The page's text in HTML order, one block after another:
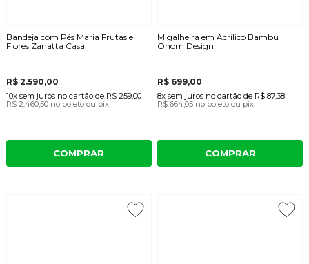
Bandeja com Pés Maria Frutas e
Flores Zanatta Casa
R$ 2.590,00
10x sem juros no cartãode R$ 259,00
R$ 2.460,50 no boleto ou pix
COMPRAR
Migalheira em Acrílico Bambu
Onom Design
R$ 699,00
8x sem juros no cartão de R$ 87,38
R$ 664,05 no boleto ou pix
COMPRAR